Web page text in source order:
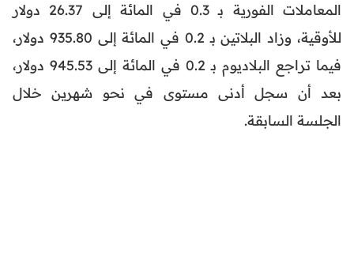
المعاملات الفورية بـ 0.3 في المائة إلى 26.37 دولار
للأوقية، وزاد البلاتين بـ 0.2 في المائة إلى 935.80 دولار،
فيما تراجع البلاديوم بـ 0.2 في المائة إلى 945.53 دولار،
بعد أن سجل أدنى مستوى في نحو شهرين خلال
الجلسة السابقة.